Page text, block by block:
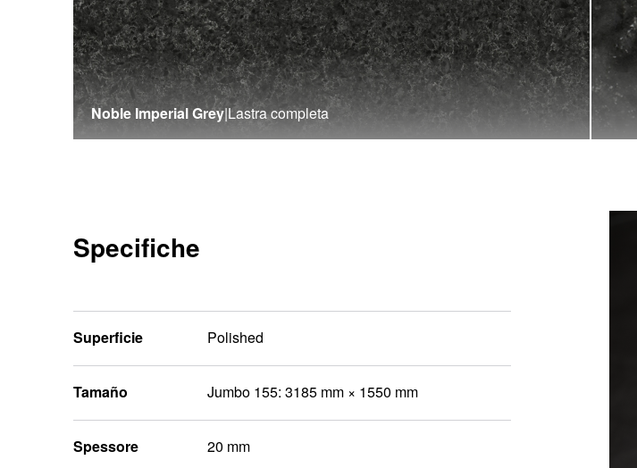
Noble Imperial Grey|Lastra completa
Specifiche
Superficie Polished
Tamaño Jumbo 155: 3185 mm × 1550 mm
Spessore 20 mm